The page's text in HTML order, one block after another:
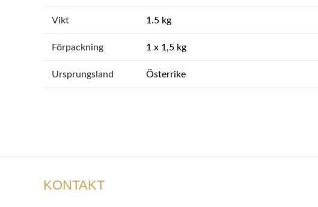
Vikt 1.5 kg
Förpackning 1 x 1,5 kg
Ursprungsland Österrike
KONTAKT